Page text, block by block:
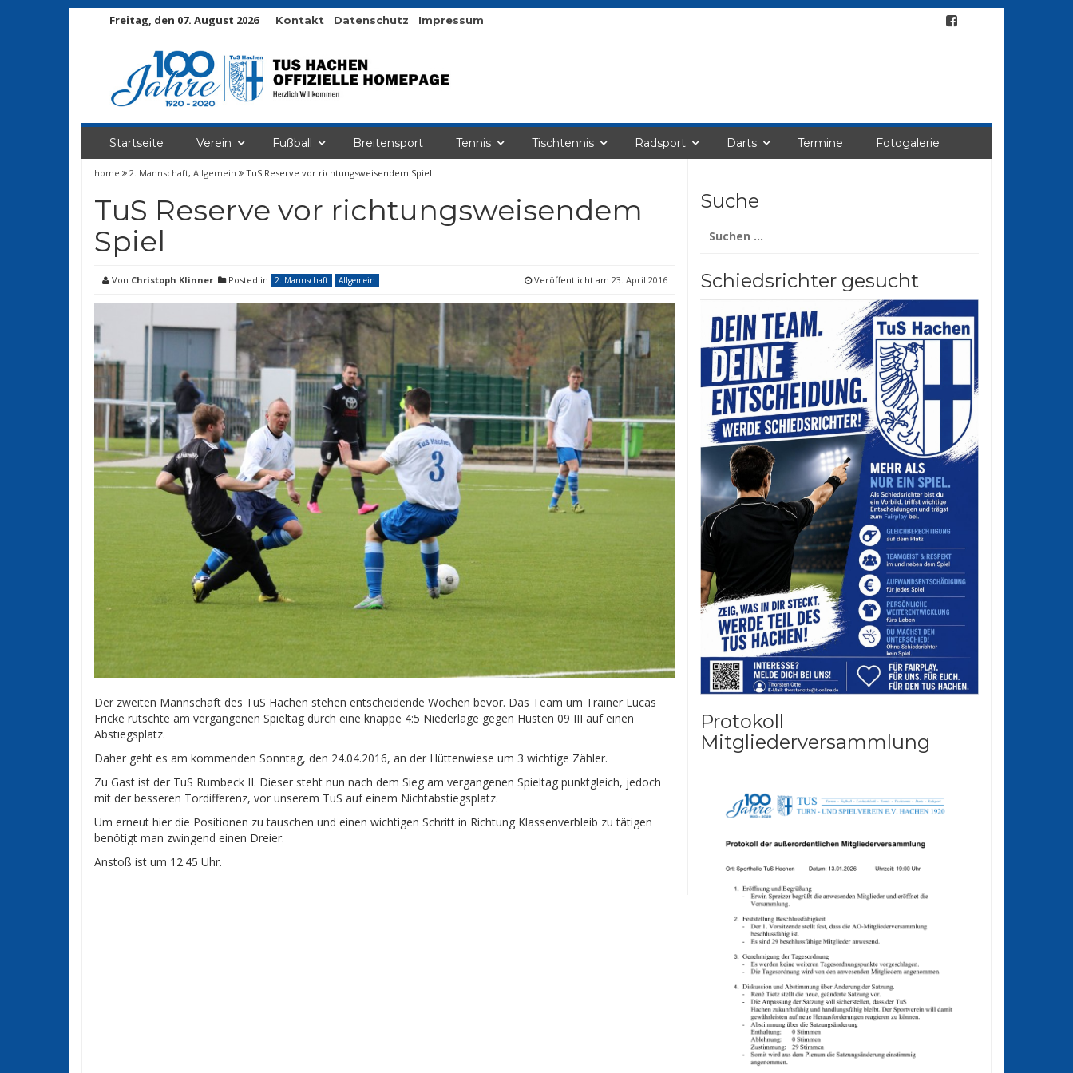
Freitag, den 07. August 2026 Kontakt Datenschutz Impressum
Startseite Verein Fußball Breitensport Tennis Tischtennis Radsport Darts Termine Fotogalerie
home 2. Mannschaft, Allgemein TuS Reserve vor richtungsweisendem Spiel
TuS Reserve vor richtungsweisendem
Spiel
Von Christoph Klinner Posted in 2. Mannschaft Allgemein Veröffentlicht am 23. April 2016
Der zweiten Mannschaft des TuS Hachen stehen entscheidende Wochen bevor. Das Team um Trainer Lucas
Fricke rutschte am vergangenen Spieltag durch eine knappe 4:5 Niederlage gegen Hüsten 09 III auf einen
Abstiegsplatz.
Daher geht es am kommenden Sonntag, den 24.04.2016, an der Hüttenwiese um 3 wichtige Zähler.
Zu Gast ist der TuS Rumbeck II. Dieser steht nun nach dem Sieg am vergangenen Spieltag punktgleich, jedoch
mit der besseren Tordifferenz, vor unserem TuS auf einem Nichtabstiegsplatz.
Um erneut hier die Positionen zu tauschen und einen wichtigen Schritt in Richtung Klassenverbleib zu tätigen
benötigt man zwingend einen Dreier.
Anstoß ist um 12:45 Uhr.
Suche
nach:
Schiedsrichter gesucht
Protokoll
Mitgliederversammlung